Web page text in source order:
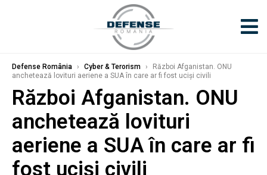
Defense România › Cyber & Terorism ›
Război Afganistan. ONU
anchetează lovituri aeriene a SUA în care ar fi fost uciși civili
Război Afganistan. ONU
anchetează lovituri
aeriene a SUA în care ar fi
fost uciși civili